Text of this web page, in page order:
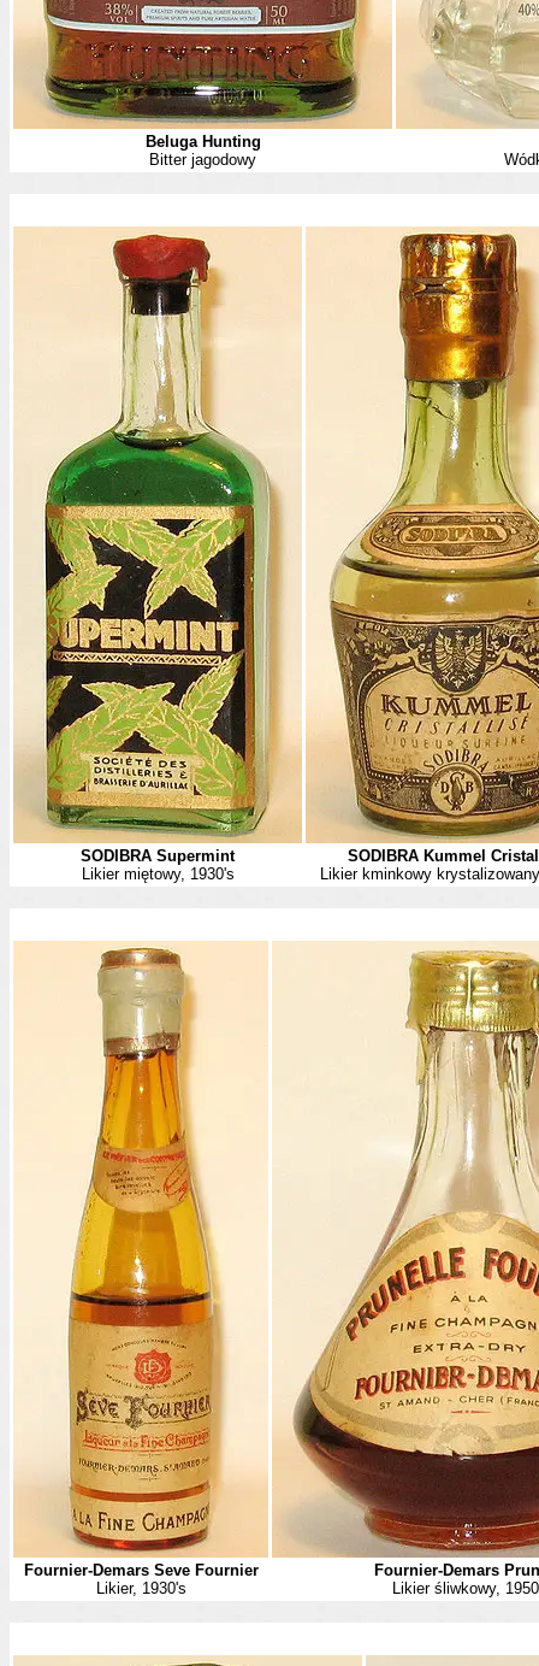
Beluga Hunting
Bitter jagodowy
SODIBRA Supermint
Likier miętowy, 1930's
SODIBRA Kummel
Likier kminkowy
Fournier-Demars Seve Fournier
Likier, 1930's
Fournier-Demars
Likier śliwkowy,